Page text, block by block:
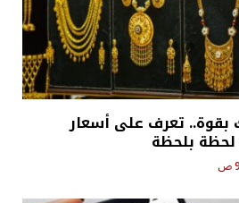
بقوة.. تعرف على أسعار
لحظة بلحظة